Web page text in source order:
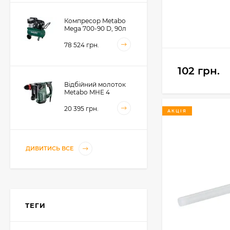
102 грн.
АКЦІЯ
Компресор Metabo
Mega 700-90 D, 90л
78 524 грн.
Відбійний молоток
Metabo MHE 4
20 395 грн.
Акумуляторний
ДИВИТИСЬ ВСЕ
ТЕГИ